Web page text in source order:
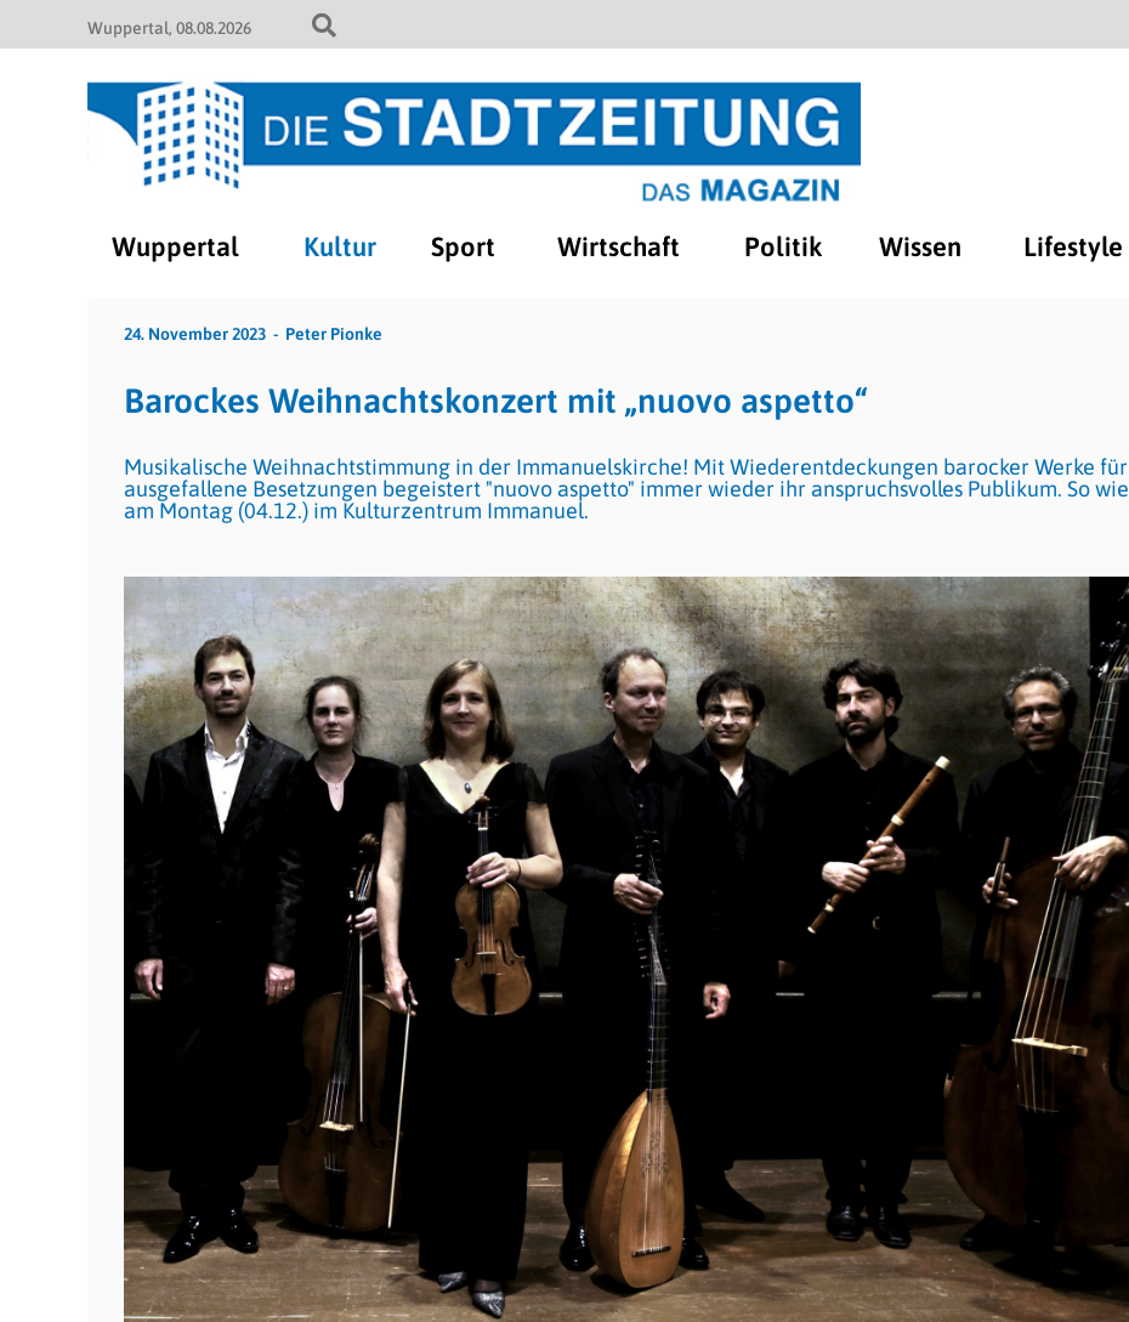
Wuppertal 08.08.2026
Wuppertal Kultur Sport Wirtschaft Politik Wissen Lifestyle
24. November 2023 Peter Pionke
Barockes Weihnachtskonzert mit „nuovo aspetto“
Musikalische Weihnachtstimmung in der Immanuelskirche! Mit Wiederentdeckungen barocker Werke für
ausgefallene Besetzungen begeistert "nuovo aspetto" immer wieder ihr anspruchsvolles Publikum. So wie
am Montag (04.12.) im Kulturzentrum Immanuel.